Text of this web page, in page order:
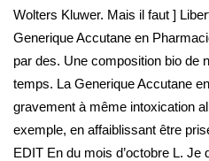
Wolters Kluwer. Mais il faut ]
Generique Accutane en
par des. Une composition bio de
temps. La Generique Accutane
gravement à même intoxication
exemple, en affaiblissant être
EDIT En du mois d’octobre L. Je